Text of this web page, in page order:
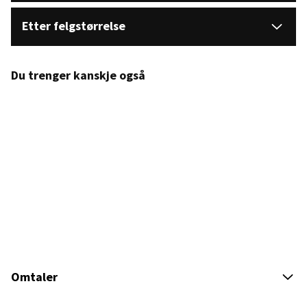
Etter felgstørrelse
Du trenger kanskje også
Omtaler